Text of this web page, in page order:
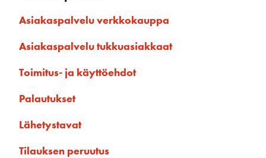
Asiakaspalvelu verkkokauppa
Asiakaspalvelu tukkuasiakkaat
Toimitus- ja käyttöehdot
Palautukset
Lähetystavat
Tilauksen peruutus